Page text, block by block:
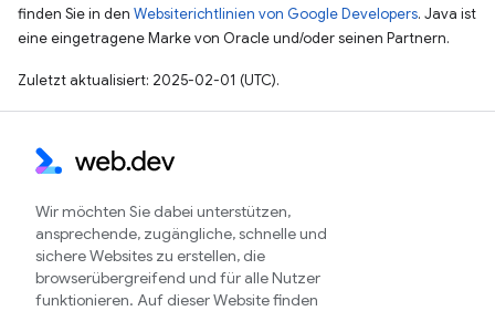
finden Sie in den Websiterichtlinien von Google Developers. Java ist
eine eingetragene Marke von Oracle und/oder seinen Partnern.
Zuletzt aktualisiert: 2025-02-01 (UTC).
Wir möchten Sie dabei unterstützen,
ansprechende, zugängliche, schnelle und
sichere Websites zu erstellen, die
browserübergreifend und für alle Nutzer
funktionieren. Auf dieser Website finden